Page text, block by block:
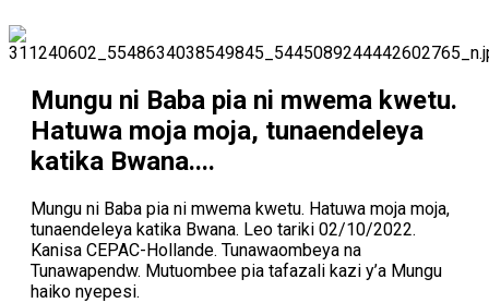
Mungu ni Baba pia ni mwema kwetu.
Hatuwa moja moja, tunaendeleya
katika Bwana....
Mungu ni Baba pia ni mwema kwetu. Hatuwa moja moja,
tunaendeleya katika Bwana. Leo tariki 02/10/2022.
Kanisa CEPAC-Hollande. Tunawaombeya na
Tunawapendw. Mutuombee pia tafazali kazi y’a Mungu
haiko nyepesi.